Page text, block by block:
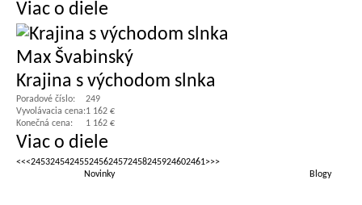
Viac o diele
Max Švabinský
Krajina s východom slnka
Poradové číslo:
249
Vyvolávacia cena:1 162 €
Konečná cena:
1 162 €
Viac o diele
<<<245324542455245624572458245924602461>>>
Novinky
Blogy